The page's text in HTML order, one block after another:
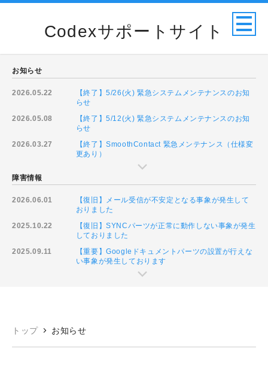
Codexサポートサイト
お知らせ
2026.05.22
【終了】5/26(火) 緊急システムメンテナンスのお知
らせ
2026.05.08
【終了】5/12(火) 緊急システムメンテナンスのお知
らせ
2026.03.27
【終了】SmoothContact 緊急メンテナンス（仕様変
更あり）
障害情報
2026.06.01
【復旧】メール受信が不安定となる事象が発生して
おりました
2025.10.22
【復旧】SYNCパーツが正常に動作しない事象が発生
しておりました
2025.09.11
【重要】Googleドキュメントパーツの設置が行えな
い事象が発生しております
トップ お知らせ